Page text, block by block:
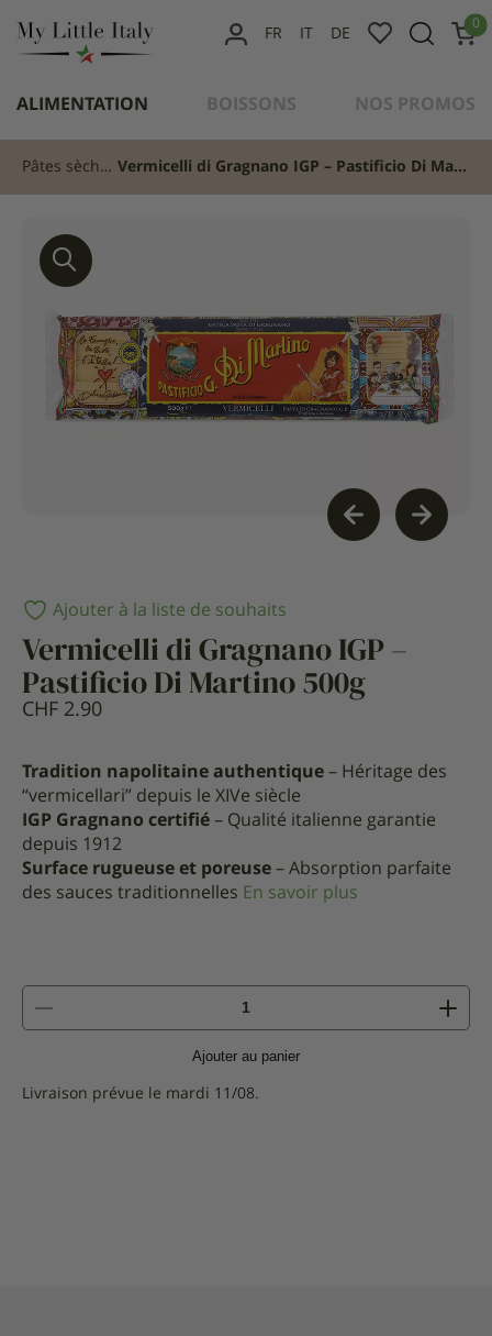
ALIMENTATION BOISSONS NOS PROMOS
FR DE
0
Pâtes sèches Vermicelli di Gragnano IGP – Pastificio Di Martino 500g
Ajouter à la liste de souhaits
Vermicelli di Gragnano IGP –
Pastificio Di Martino 500g
CHF 2.90
Tradition napolitaine authentique – Héritage des
“vermicellari” depuis le XIVe siècle
IGP Gragnano certifié – Qualité italienne garantie
depuis 1912
Surface rugueuse et poreuse – Absorption parfaite
des sauces traditionnelles En savoir plus
Gragnano
Ajouter au panier
Livraison prévue le mardi 11/08.